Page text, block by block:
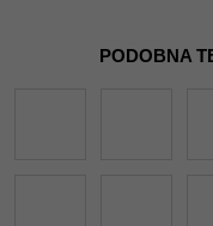
PODOBNA